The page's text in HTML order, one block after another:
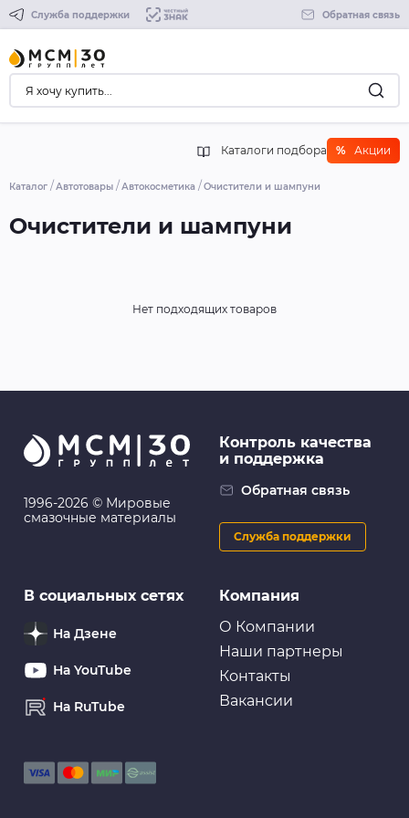
Служба поддержки Обратная связь
Каталоги подбора % Акции
Каталог Автотовары Автокосметика Очистители и шампуни
Очистители и шампуни
Нет подходящих товаров
1996-2026 © Мировые
смазочные материалы
Компания
О Компании
Наши партнеры
Контакты
Вакансии
Контроль качества
и поддержка
Обратная связь
Служба поддержки
В социальных сетях
На Дзене
На YouTube
На RuTube